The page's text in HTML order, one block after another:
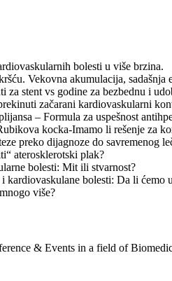
bolesti u više brzina.
Vekovna akumulacija, sadašnja
stent vs godine za bezbednu i
začarani kardiovaskularni
– Formula za uspešnost
kocka-Imamo li rešenje za
preko dijagnoze do savremenog
aterosklerotski plak?
bolesti: Mit ili stvarnost?
kardiovaskulane bolesti: Da li ćemo
više?
& Events in a field of